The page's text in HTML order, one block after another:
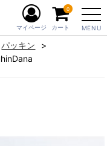
MENU
マイページ カート
0
パッキン